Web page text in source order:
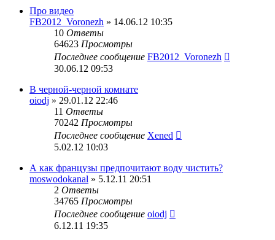
Про видео
FB2012_Voronezh » 14.06.12 10:35
10 Ответы
64623 Просмотры
Последнее сообщение FB2012_Voronezh
30.06.12 09:53
В черной-черной комнате
oiodj » 29.01.12 22:46
11 Ответы
70242 Просмотры
Последнее сообщение Xened
5.02.12 10:03
А как французы предпочитают воду чистить?
moswodokanal » 5.12.11 20:51
2 Ответы
34765 Просмотры
Последнее сообщение oiodj
6.12.11 19:35